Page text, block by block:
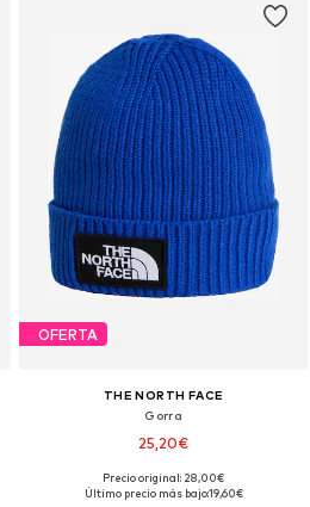
OFERTA
THE NORTH FACE
Gorra
25,20€
Tallas disponibles: 53-57
Precio original: 28,00€
Último precio más bajo:19,60€